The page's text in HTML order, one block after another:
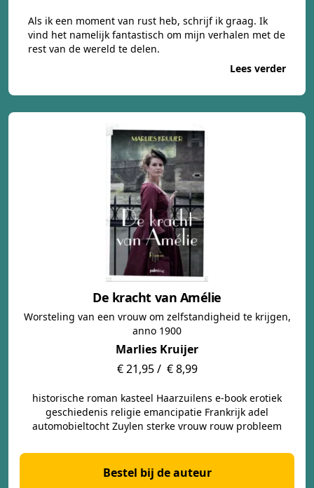
Als ik een moment van rust heb, schrijf ik graag. Ik
vind het namelijk fantastisch om mijn verhalen met de
rest van de wereld te delen.
Lees verder
De kracht van Amélie
Worsteling van een vrouw om zelfstandigheid te krijgen,
anno 1900
Marlies Kruijer
€ 21,95 / € 8,99
historische roman kasteel Haarzuilens e-book erotiek
geschiedenis religie emancipatie Frankrijk adel
automobieltocht Zuylen sterke vrouw rouw probleem
Bestel bij de auteur